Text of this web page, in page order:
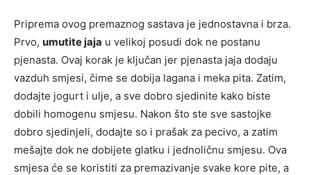
Priprema ovog premaznog sastava je jednostavna i brza.
Prvo, umutite jaja u velikoj posudi dok ne postanu
pjenasta. Ovaj korak je ključan jer pjenasta jaja dodaju
vazduh smjesi, čime se dobija lagana i meka pita. Zatim,
dodajte jogurt i ulje, a sve dobro sjedinite kako biste
dobili homogenu smjesu. Nakon što ste sve sastojke
dobro sjedinjeli, dodajte so i prašak za pecivo, a zatim
mešajte dok ne dobijete glatku i jednoličnu smjesu. Ova
smjesa će se koristiti za premazivanje svake kore pite, a